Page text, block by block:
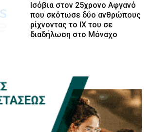
Ισόβια στον 25χρονο Αφγανό
που σκότωσε δύο ανθρώπους
ρίχνοντας το ΙΧ του σε
διαδήλωση στο Μόναχο